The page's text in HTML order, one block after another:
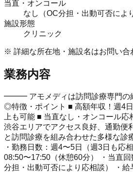
当直・オンコール
なし（OC分担・出動可否によ
施設形態
クリニック
※ 詳細な所在地・施設名はお問い合
業務内容
━━━ アモメディは訪問診療専門
◎特徴・ポイント ■ 高額年収！週4
上も可能 ■ 当直なし・オンコール
渋谷エリアでアクセス良好、通勤便
と訪問診療を組み合わせた多様な
・勤務日数：週4〜5日（週3日も応
08:50〜17:50（休憩60分） ・当直
分担・出動可否により応相談） ・給